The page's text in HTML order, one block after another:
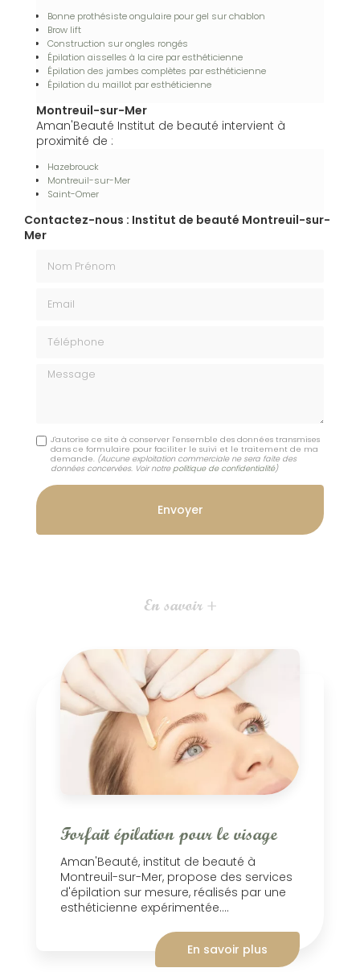
Bonne prothésiste ongulaire pour gel sur chablon
Brow lift
Construction sur ongles rongés
Épilation aisselles à la cire par esthéticienne
Épilation des jambes complètes par esthéticienne
Épilation du maillot par esthéticienne
Montreuil-sur-Mer
Aman'Beauté Institut de beauté intervient à
proximité de :
Hazebrouck
Montreuil-sur-Mer
Saint-Omer
Contactez-nous : Institut de beauté Montreuil-sur-
Mer
Message
J'autorise ce site à conserver l'ensemble des données transmises
dans ce formulaire pour faciliter le suivi et le traitement de ma
demande. (Aucune exploitation commerciale ne sera faite des
données concervées. Voir notre politique de confidentialité)
En savoir +
Forfait épilation pour le visage
Aman'Beauté, institut de beauté à
Montreuil-sur-Mer, propose des services
d'épilation sur mesure, réalisés par une
esthéticienne expérimentée....
En savoir plus